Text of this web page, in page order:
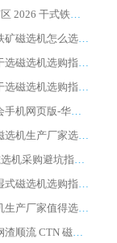
山西缺水矿区 2026 干式铁矿磁选机怎么挑?靠谱生产厂家选购实操指南
2026 干式铁矿磁选机怎么选?靠谱品牌厂家选购指南与实操方法
2026 铁矿干选磁选机选购指南：哪家口碑生产厂家分选方案更适配贫铁矿干抛?
2026 铁矿干选磁选机选购指南：哪家行业口碑好?实力生产厂家案例汇总
2026 华体会手机网页版-华体会(中国) 铁矿干式磁选机选购，口碑过硬永磁筒式磁选机供应商有哪些?
2026 干湿磁选机生产厂家选购攻略｜华体会手机网页版-华体会(中国) 源厂实测 + 真实客户落地案例
干式铁矿磁选机采购避坑指南 2026 华体会手机网页版-华体会(中国) 老牌厂家设备使用实例详解
2026 广西湿式磁选机选购指南|使用客户推荐行业口碑良好品牌推荐领域强者华体会手机网页版-华体会(中国)
2026 磁选机生产厂家值得选的品牌选购指南|行业口碑良好领域强者，华体会手机网页版-华体会(中国) 靠谱生产厂家推荐
2026 塑料钢渣顺流 CTN 磁选机选购指南 行业口碑出众的靠谱设备生产厂家